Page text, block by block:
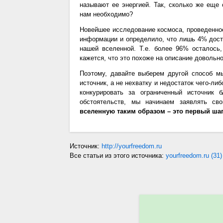
называют ее энергией. Так, сколько же еще
нам необходимо?
Новейшее исследование космоса,
информации и определило, что лишь 4%
нашей вселенной. Т.е. более 96%
кажется, что это похоже на описание
Поэтому, давайте выберем другой способ
источник, а не нехватку и недостаток чего-
конкурировать за ограниченный
обстоятельств, мы начинаем заявлять
вселенную таким образом – это первый
Источник: http://yourfreedom.ru
Все статьи из этого источника: yourfreedom.ru (31)